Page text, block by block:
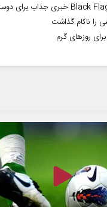
را ناکام گذاشت
روز‌های گرم